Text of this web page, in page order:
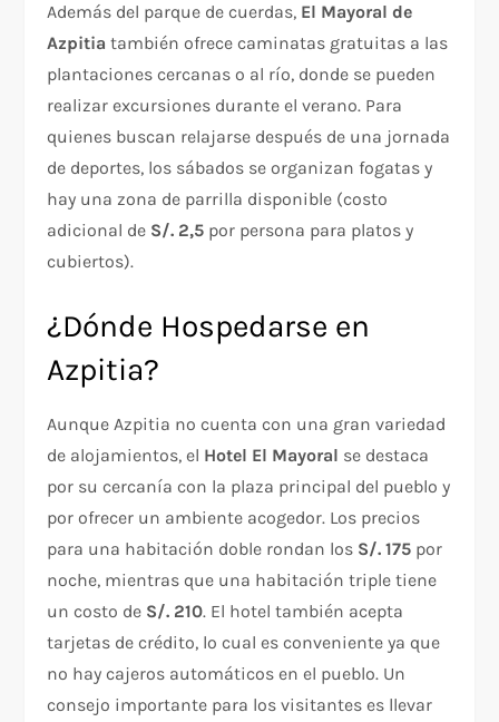
Además del parque de cuerdas, El Mayoral de
Azpitia también ofrece caminatas gratuitas a las
plantaciones cercanas o al río, donde se pueden
realizar excursiones durante el verano. Para
quienes buscan relajarse después de una jornada
de deportes, los sábados se organizan fogatas y
hay una zona de parrilla disponible (costo
adicional de S/. 2,5 por persona para platos y
cubiertos).
¿Dónde Hospedarse en
Azpitia?
Aunque Azpitia no cuenta con una gran variedad
de alojamientos, el Hotel El Mayoral se destaca
por su cercanía con la plaza principal del pueblo y
por ofrecer un ambiente acogedor. Los precios
para una habitación doble rondan los S/. 175 por
noche, mientras que una habitación triple tiene
un costo de S/. 210. El hotel también acepta
tarjetas de crédito, lo cual es conveniente ya que
no hay cajeros automáticos en el pueblo. Un
consejo importante para los visitantes es llevar